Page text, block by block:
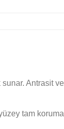
Antrasit ve
tam koruma